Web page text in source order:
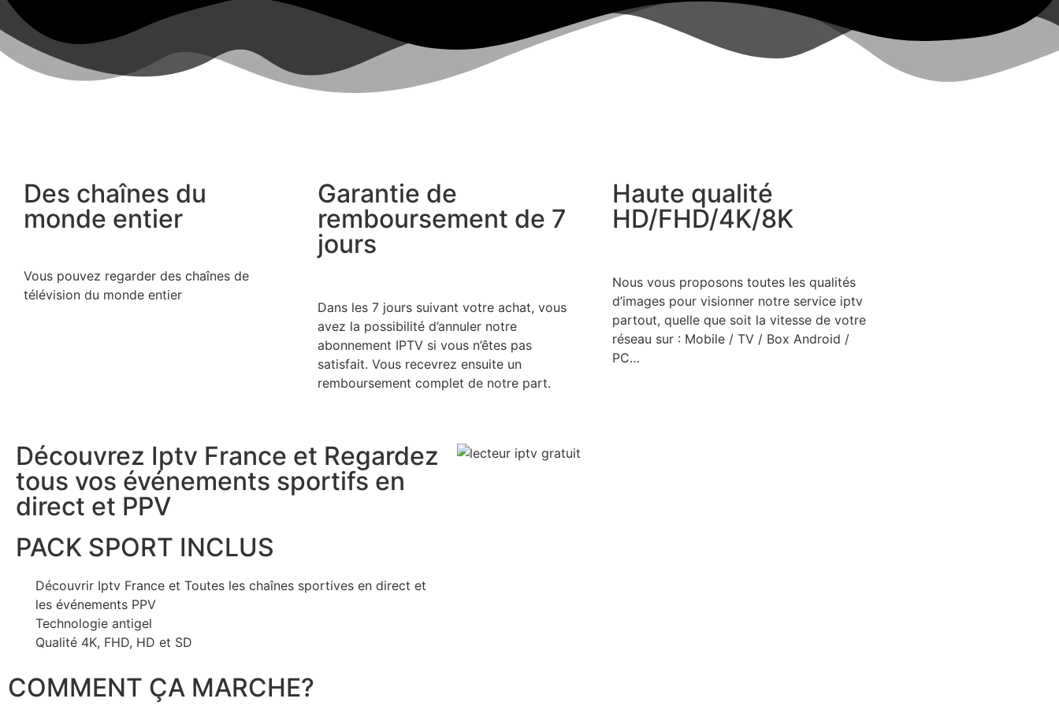
Des chaînes du
monde entier
Vous pouvez regarder des chaînes de
télévision du monde entier
Garantie de
remboursement de 7
jours
Dans les 7 jours suivant votre achat, vous
avez la possibilité d’annuler notre
abonnement IPTV si vous n’êtes pas
satisfait. Vous recevrez ensuite un
remboursement complet de notre part.
Haute qualité
HD/FHD/4K/8K
Nous vous proposons toutes les qualités
d’images pour visionner notre service iptv
partout, quelle que soit la vitesse de votre
réseau sur : Mobile / TV / Box Android /
PC…
Découvrez Iptv France et Regardez
tous vos événements sportifs en
direct et PPV
PACK SPORT INCLUS
Découvrir Iptv France et Toutes les chaînes sportives en direct et
les événements PPV
Technologie antigel
Qualité 4K, FHD, HD et SD
COMMENT ÇA MARCHE?